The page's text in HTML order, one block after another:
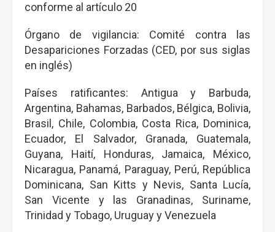
conforme al artículo 20
Órgano de vigilancia: Comité contra las
Desapariciones Forzadas (CED, por sus siglas
en inglés)
Países ratificantes: Antigua y Barbuda,
Argentina, Bahamas, Barbados, Bélgica, Bolivia,
Brasil, Chile, Colombia, Costa Rica, Dominica,
Ecuador, El Salvador, Granada, Guatemala,
Guyana, Haití, Honduras, Jamaica, México,
Nicaragua, Panamá, Paraguay, Perú, República
Dominicana, San Kitts y Nevis, Santa Lucía,
San Vicente y las Granadinas, Suriname,
Trinidad y Tobago, Uruguay y Venezuela